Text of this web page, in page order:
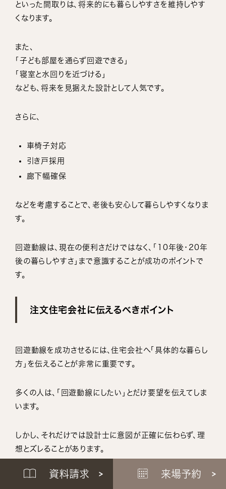
といった間取りは、将来的にも暮らしやすさを維持しやす
くなります。
また、
「子ども部屋を通らず回遊できる」
「寝室と水回りを近づける」
なども、将来を見据えた設計として人気です。
さらに、
車椅子対応
引き戸採用
廊下幅確保
などを考慮することで、老後も安心して暮らしやすくなりま
す。
回遊動線は、現在の便利さだけではなく、「10年後・20年
後の暮らしやすさ」まで意識することが成功のポイントで
す。
注文住宅会社に伝えるべきポイント
回遊動線を成功させるには、住宅会社へ「具体的な暮らし
方」を伝えることが非常に重要です。
多くの人は、「回遊動線にしたい」とだけ要望を伝えてしま
います。
しかし、それだけでは設計士に意図が正確に伝わらず、理
想とズレることがあります。
大切なのは、「なぜ回遊動線が欲しいのか」を明確に伝え
来場予約
資料請求